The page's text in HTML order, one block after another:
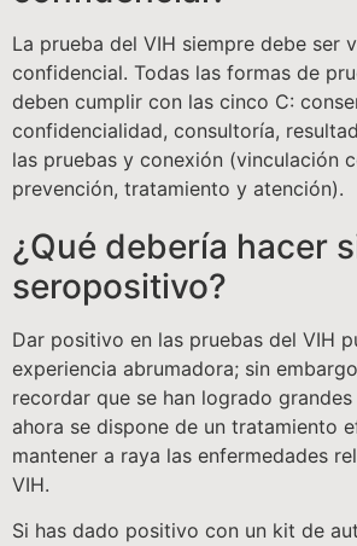
La prueba del VIH siempre debe ser
confidencial. Todas las formas de
deben cumplir con las cinco C:
confidencialidad, consultoría,
las pruebas y conexión (vinculación
prevención, tratamiento y atención).
¿Qué debería hacer
seropositivo?
Dar positivo en las pruebas del VIH
experiencia abrumadora; sin
recordar que se han logrado
ahora se dispone de un tratamiento
mantener a raya las enfermedades
VIH.
Si has dado positivo con un kit de